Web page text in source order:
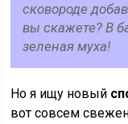
сковороде
вы скажете? В
зеленая муха!
Но я ищу новый
вот совсем